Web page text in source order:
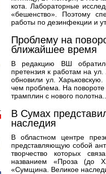
кота. Лабораторные
«бешенство». Поэтому
работы по дезинфекции и
Проблему на
ближайшее время
В редакцию ВШ
претензия к работам на
обновили ул.
чем проблема. На повороте
трамплин с нового
В Сумах
наследия
В областном центре
представляющую собой
творчество которых
названием «Проза (до
«Сумщина. Великое